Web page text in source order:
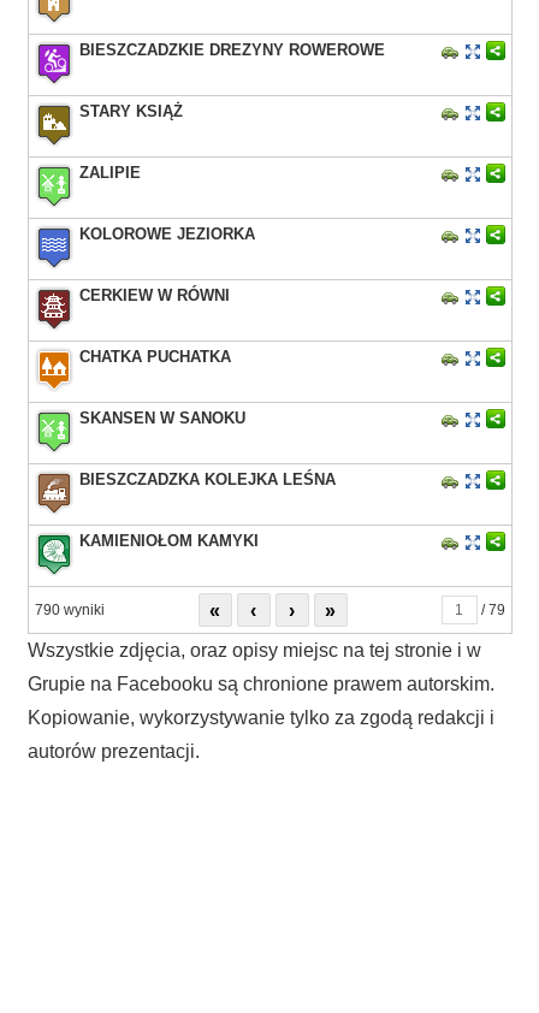
BIESZCZADZKIE DREZYNY ROWEROWE
STARY KSIĄŻ
ZALIPIE
KOLOROWE JEZIORKA
CERKIEW W RÓWNI
CHATKA PUCHATKA
SKANSEN W SANOKU
BIESZCZADZKA KOLEJKA LEŚNA
KAMIENIOŁOM KAMYKI
790 wyniki « ‹ › » / 79
Wszystkie zdjęcia, oraz opisy miejsc na tej stronie i w
Grupie na Facebooku są chronione prawem autorskim.
Kopiowanie, wykorzystywanie tylko za zgodą redakcji i
autorów prezentacji.